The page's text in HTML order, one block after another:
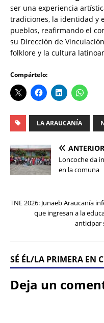
ser una experiencia
tradiciones, la identidad y
pueblos, reafirmando el
su Dirección de
folklore y la cultura
Compártelo:
LA ARAUCANÍA
ANTERIOR
Loncoche da
en la comuna
TNE 2026: Junaeb Araucanía
que ingresan a la
anticipar
SÉ ÉL/LA PRIMERA EN
Deja un